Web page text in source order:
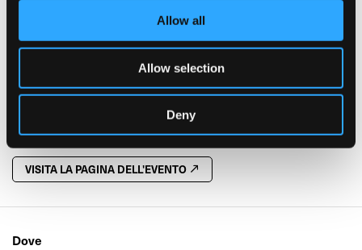
Allow all
Allow selection
Deny
Contestualmente, a piccoli gruppi, si potrà fare una visita
guidata al Santuario dell’Acquasanta, gioiello in stile barocco
dove si sono celebrate, nel 1832, le nozze fra re Ferdinando II di
CONTATTA L'ORGANIZZATORE
VISITA LA PAGINA DELL'EVENTO
Dove